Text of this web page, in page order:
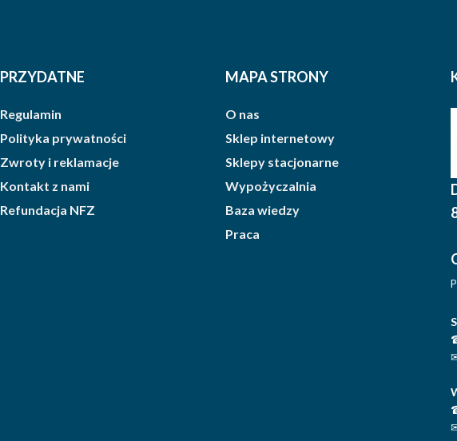
PRZYDATNE
Regulamin
Polityka prywatności
Zwroty i reklamacje
Kontakt z nami
Refundacja NFZ
MAPA STRONY
O nas
Sklep internetowy
Sklepy stacjonarne
Wypożyczalnia
Baza wiedzy
Praca